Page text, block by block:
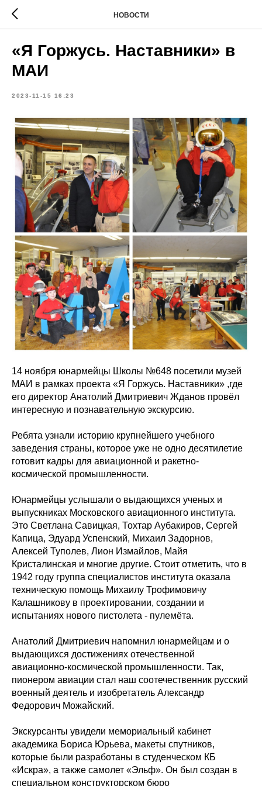
НОВОСТИ
«Я Горжусь. Наставники» в
МАИ
2023-11-15 16:23
14 ноября юнармейцы Школы №648 посетили музей
МАИ в рамках проекта «Я Горжусь. Наставники» ,где
его директор Анатолий Дмитриевич Жданов провёл
интересную и познавательную экскурсию.
Ребята узнали историю крупнейшего учебного
заведения страны, которое уже не одно десятилетие
готовит кадры для авиационной и ракетно-
космической промышленности.
Юнармейцы услышали о выдающихся ученых и
выпускниках Московского авиационного института.
Это Светлана Савицкая, Тохтар Аубакиров, Сергей
Капица, Эдуард Успенский, Михаил Задорнов,
Алексей Туполев, Лион Измайлов, Майя
Кристалинская и многие другие. Стоит отметить, что в
1942 году группа специалистов института оказала
техническую помощь Михаилу Трофимовичу
Калашникову в проектировании, создании и
испытаниях нового пистолета - пулемёта.
Анатолий Дмитриевич напомнил юнармейцам и о
выдающихся достижениях отечественной
авиационно-космической промышленности. Так,
пионером авиации стал наш соотечественник русский
военный деятель и изобретатель Александр
Федорович Можайский.
Экскурсанты увидели мемориальный кабинет
академика Бориса Юрьева, макеты спутников,
которые были разработаны в студенческом КБ
«Искра», а также самолет «Эльф». Он был создан в
специальном конструкторском бюро